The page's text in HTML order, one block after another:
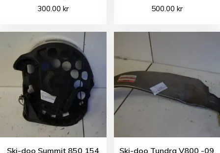
300.00kr 500.00 kr
Ski-doo Summit 850 154
Ski-doo Tundra V800 -09